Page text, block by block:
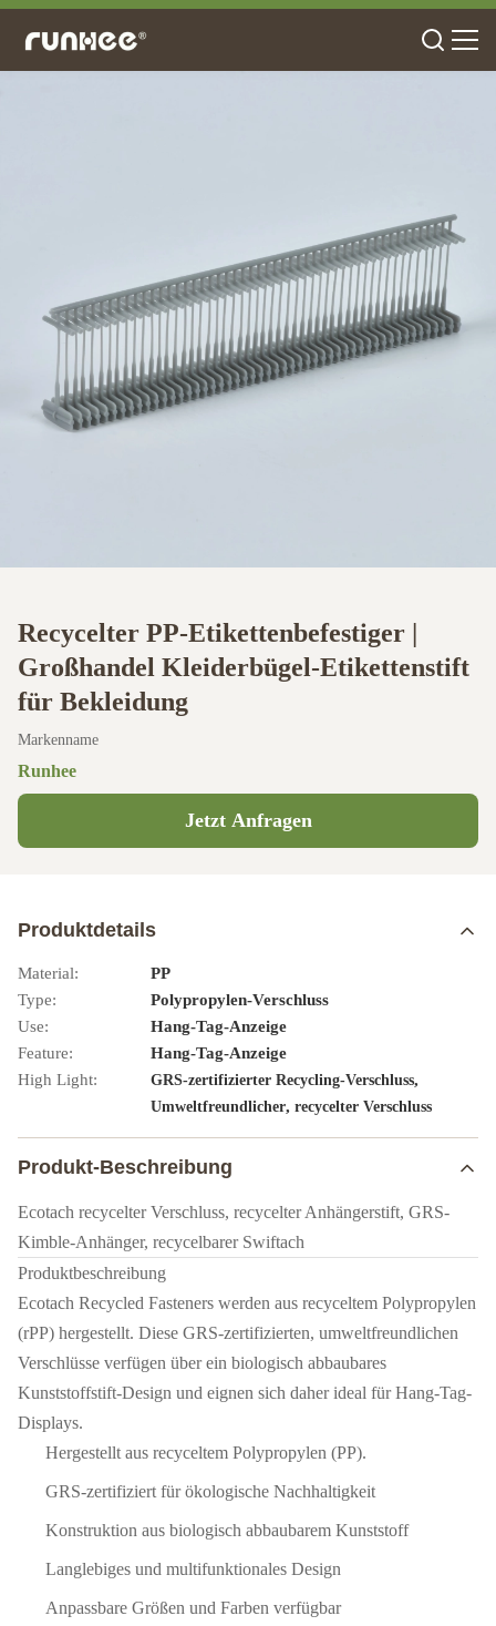
Recycelter PP-Etikettenbefestiger |
Großhandel Kleiderbügel-Etikettenstift
für Bekleidung
Markenname
Runhee
Jetzt Anfragen
Produktdetails
Material:
PP
Type:
Polypropylen-Verschluss
Use:
Hang-Tag-Anzeige
Feature:
Hang-Tag-Anzeige
High Light:
GRS-zertifizierter Recycling-Verschluss,
Umweltfreundlicher, recycelter Verschluss
Produkt-Beschreibung
Ecotach recycelter Verschluss, recycelter Anhängerstift, GRS-
Kimble-Anhänger, recycelbarer Swiftach
Produktbeschreibung
Ecotach Recycled Fasteners werden aus recyceltem Polypropylen
(rPP) hergestellt. Diese GRS-zertifizierten, umweltfreundlichen
Verschlüsse verfügen über ein biologisch abbaubares
Kunststoffstift-Design und eignen sich daher ideal für Hang-Tag-
Displays.
Hergestellt aus recyceltem Polypropylen (PP).
GRS-zertifiziert für ökologische Nachhaltigkeit
Konstruktion aus biologisch abbaubarem Kunststoff
Langlebiges und multifunktionales Design
Anpassbare Größen und Farben verfügbar